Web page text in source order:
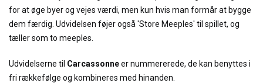
for at øge byer og vejes værdi, men kun hvis man formår at bygge
dem færdig. Udvidelsen føjer også 'Store Meeples' til spillet, og
tæller som to meeples.
Udvidelserne til Carcassonneer nummererede, de kan benyttes i
fri rækkefølge og kombineres med hinanden.